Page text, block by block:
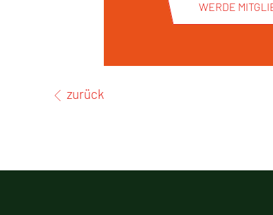
zurück
WERDE